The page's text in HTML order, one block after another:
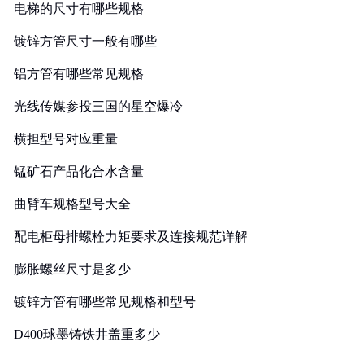
电梯的尺寸有哪些规格
镀锌方管尺寸一般有哪些
铝方管有哪些常见规格
光线传媒参投三国的星空爆冷
横担型号对应重量
锰矿石产品化合水含量
曲臂车规格型号大全
配电柜母排螺栓力矩要求及连接规范详解
膨胀螺丝尺寸是多少
镀锌方管有哪些常见规格和型号
D400球墨铸铁井盖重多少